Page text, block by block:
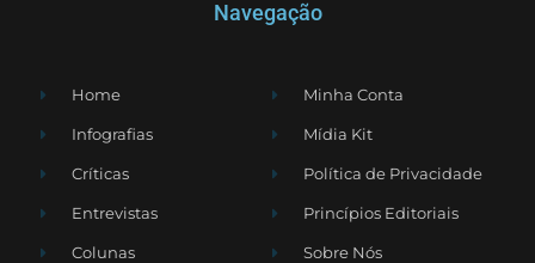
Navegação
Home
Infografias
Críticas
Entrevistas
Colunas
Minha Conta
Mídia Kit
Política de Privacidade
Princípios Editoriais
Sobre Nós